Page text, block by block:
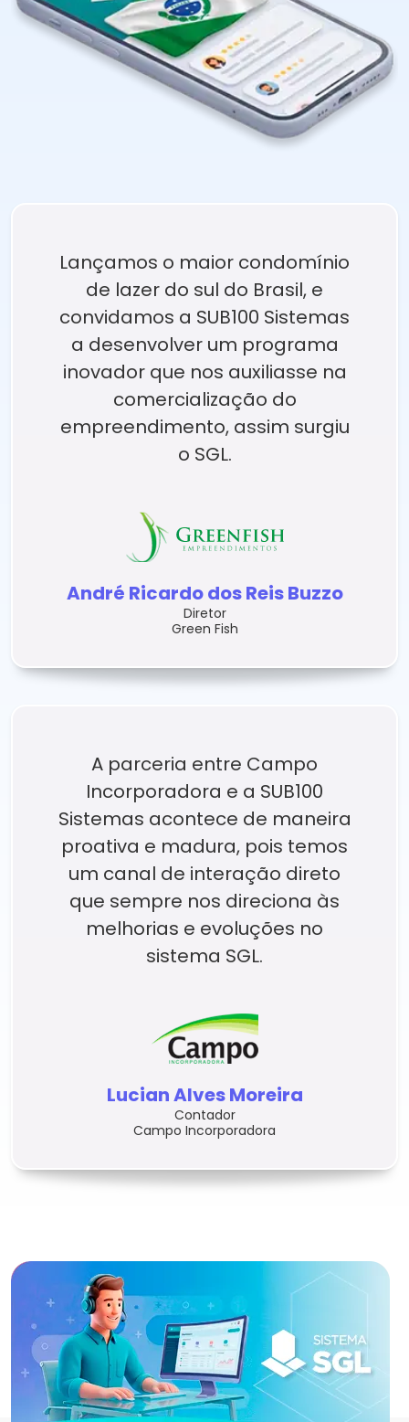
Lançamos o maior condomínio
de lazer do sul do Brasil, e
convidamos a SUB100 Sistemas
a desenvolver um programa
inovador que nos auxiliasse na
comercialização do
empreendimento, assim surgiu
o SGL.
André Ricardo dos Reis Buzzo
Diretor
Green Fish
A parceria entre Campo
Incorporadora e a SUB100
Sistemas acontece de maneira
proativa e madura, pois temos
um canal de interação direto
que sempre nos direciona às
melhorias e evoluções no
sistema SGL.
Lucian Alves Moreira
Contador
Campo Incorporadora